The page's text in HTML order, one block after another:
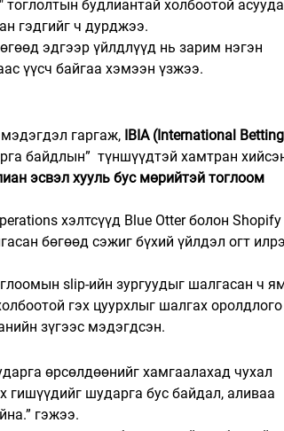
тоглолтын будлиантай холбоотой
гэдгийг ч дурджээ.
эдгээр үйлдлүүд нь зарим нэгэн
үүсч байгаа хэмээн үзжээ.
гаргаж, IBIA (International Betting
байдлын”  түншүүдтэй хамтран
эсвэл хууль бус мөрийтэй тоглоом
хэлтсүүд Blue Otter болон Shopify
бөгөөд сэжиг бүхий үйлдэл огт
slip-ийн зургуудыг шалгасан ч
гэх цуурхлыг шалгах оролдлого
зүгээс мэдэгдсэн.
өрсөлдөөнийг хамгаалахад чухал
гишүүдийг шударга бус байдал, аливаа
гэжээ.